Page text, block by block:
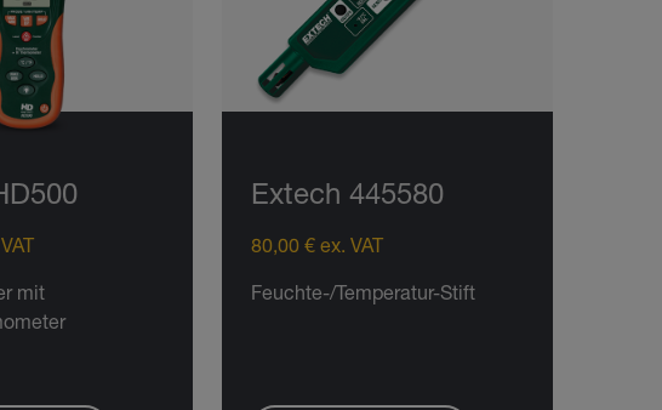
mit
Extech 445580
80,00 € ex. VAT
Feuchte-/Temperatur-Stift